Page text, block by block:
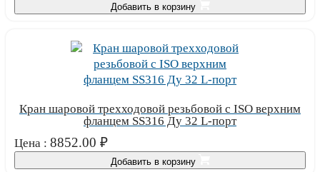
Добавить в корзину
Кран шаровой трехходовой резьбовой с ISO верхним
фланцем SS316 Ду 32 L-порт
Цена : 8852.00 ₽
Добавить в корзину